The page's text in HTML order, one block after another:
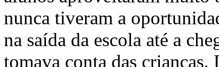
nunca tiveram a
na saída da escola até a
tomava conta das